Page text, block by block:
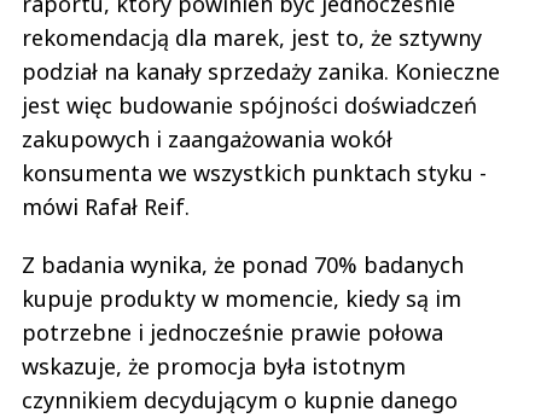
rekomendacją dla marek, jest to, że sztywny
podział na kanały sprzedaży zanika. Konieczne
jest więc budowanie spójności doświadczeń
zakupowych i zaangażowania wokół
konsumenta we wszystkich punktach styku -
mówi Rafał Reif.
Z badania wynika, że ponad 70% badanych
kupuje produkty w momencie, kiedy są im
potrzebne i jednocześnie prawie połowa
wskazuje, że promocja była istotnym
czynnikiem decydującym o kupnie danego